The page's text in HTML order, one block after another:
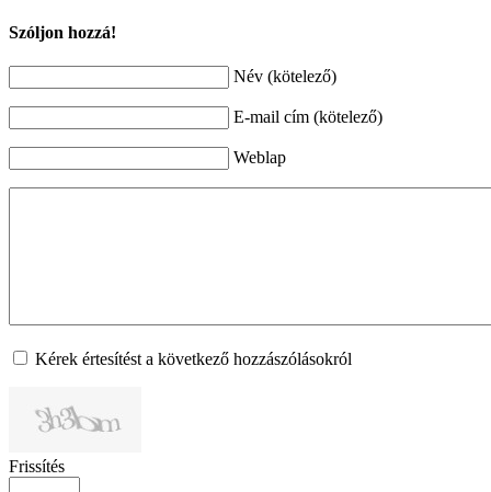
Szóljon hozzá!
Név (kötelező)
E-mail cím (kötelező)
Weblap
Kérek értesítést a következő hozzászólásokról
Frissítés